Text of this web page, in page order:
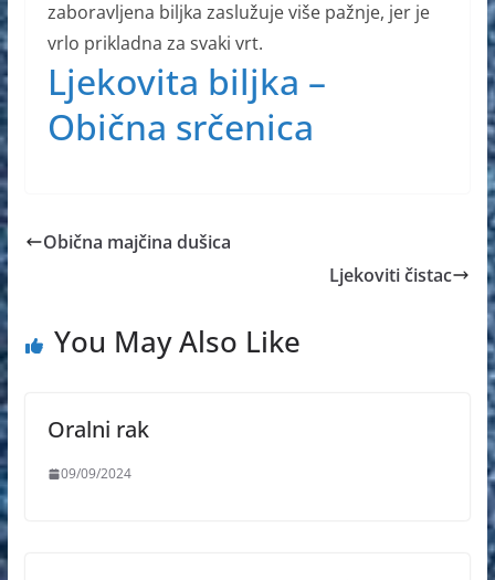
zaboravljena biljka zaslužuje više pažnje, jer je
vrlo prikladna za svaki vrt.
Ljekovita biljka –
Obična srčenica
Obična majčina dušica
Ljekoviti čistac
You May Also Like
Oralni rak
09/09/2024